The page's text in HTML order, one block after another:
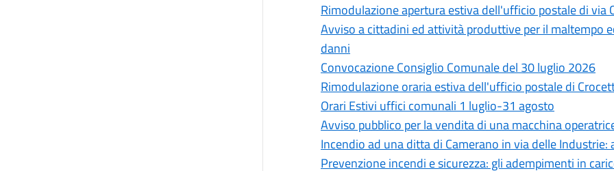
Rimodulazione apertura estiva dell'ufficio postale di via
Avviso a cittadini ed attività produttive per il maltempo
danni
Convocazione Consiglio Comunale del 30 luglio 2026
Rimodulazione oraria estiva dell'ufficio postale di
Orari Estivi uffici comunali 1 luglio-31 agosto
Avviso pubblico per la vendita di una macchina
Incendio ad una ditta di Camerano in via delle
Prevenzione incendi e sicurezza: gli adempimenti in